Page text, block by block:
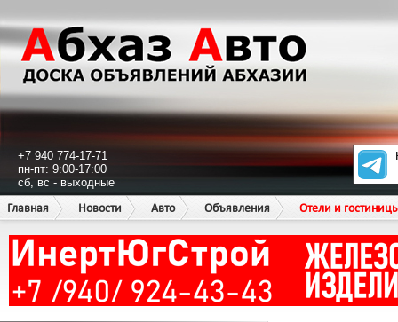
+7 940 774-17-71
пн-пт: 9:00-17:00
сб, вс - выходные
Главная
Новости Авто Объявления Отели и